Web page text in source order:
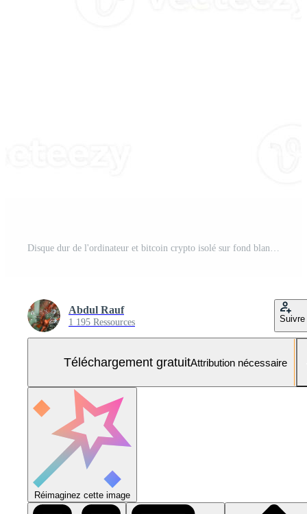
Disque dur de l'ordinateur et bitcoin crypto isolé sur fond blanc Photo Gratuite
Abdul Rauf
1 195 Ressources Suivre
Téléchargement gratuitAttribution nécessaire
Réimaginez cette image